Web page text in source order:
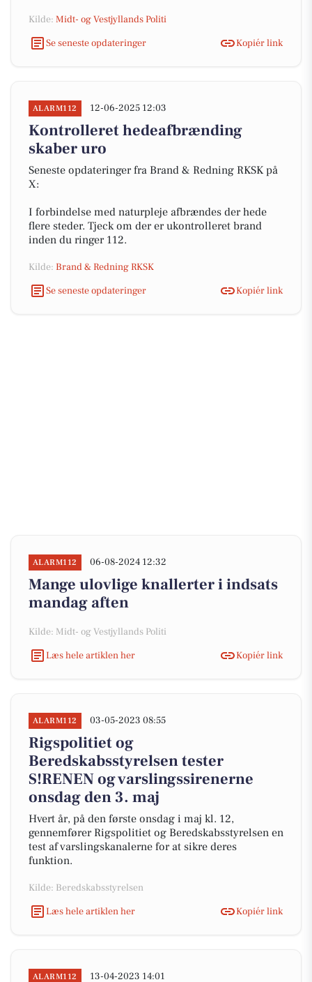
Kilde: Midt- og Vestjyllands Politi
Se seneste opdateringer
Kopiér link
ALARM112 12-06-2025 12:03
Kontrolleret hedeafbrænding
skaber uro
Seneste opdateringer fra Brand & Redning RKSK på
X:
I forbindelse med naturpleje afbrændes der hede
flere steder. Tjeck om der er ukontrolleret brand
inden du ringer 112.
Kilde: Brand & Redning RKSK
Se seneste opdateringer
Kopiér link
ALARM112 06-08-2024 12:32
Mange ulovlige knallerter i indsats
mandag aften
Kilde: Midt- og Vestjyllands Politi
Læs hele artiklen her
Kopiér link
ALARM112 03-05-2023 08:55
Rigspolitiet og
Beredskabsstyrelsen tester
S!RENEN og varslingssirenerne
onsdag den 3. maj
Hvert år, på den første onsdag i maj kl. 12,
gennemfører Rigspolitiet og Beredskabsstyrelsen en
test af varslingskanalerne for at sikre deres
funktion.
Kilde: Beredskabsstyrelsen
Læs hele artiklen her
Kopiér link
ALARM112 13-04-2023 14:01